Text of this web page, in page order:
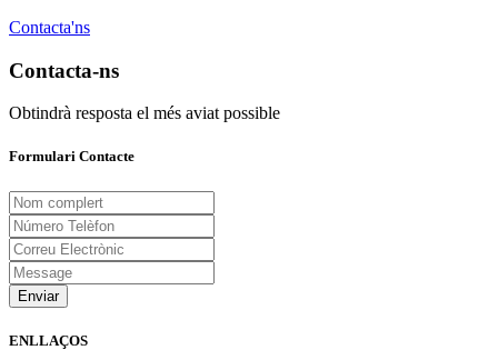
Contacta'ns
Contacta-ns
Obtindrà resposta el més aviat possible
Formulari Contacte
Enviar
ENLLAÇOS